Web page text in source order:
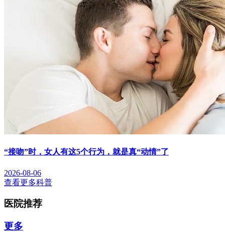
“接吻”时，女人有这5个行为，就是真“动情”了
2026-08-06
查看更多科普
医院推荐
更多